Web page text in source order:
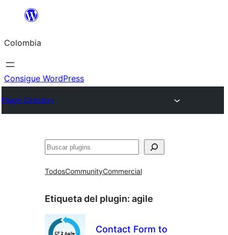
Saltar
contenido
Colombia
Consigue WordPress
Plugin Directory
Buscar
TodosCommunityCommercial
Etiqueta del plugin: agile
Contact Form to